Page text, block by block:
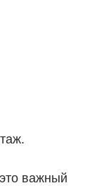
важный